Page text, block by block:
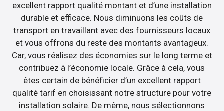
excellent rapport qualité montant et d’une installation
durable et efficace. Nous diminuons les coûts de
transport en travaillant avec des fournisseurs locaux
et vous offrons du reste des montants avantageux.
Car, vous réalisez des économies sur le long terme et
contribuez à l’économie locale. Grâce à cela, vous
êtes certain de bénéficier d’un excellent rapport
qualité tarif en choisissant notre structure pour votre
installation solaire. De même, nous sélectionnons